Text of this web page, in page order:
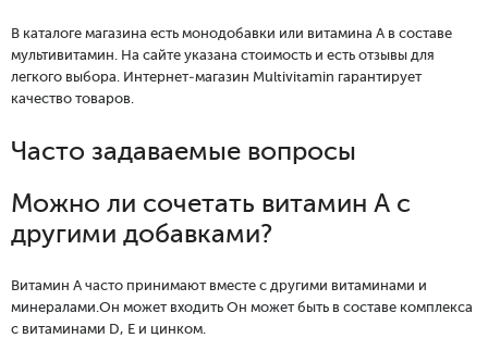
В каталоге магазина есть монодобавки или витамина А в составе
мультивитамин. На сайте указана стоимость и есть отзывы для
легкого выбора. Интернет-магазин Multivitamin гарантирует
качество товаров.
Часто задаваемые вопросы
Можно ли сочетать витамин А с
другими добавками?
Витамин А часто принимают вместе с другими витаминами и
минералами.Он может входить Он может быть в составе комплекса
с витаминами D, Е и цинком.